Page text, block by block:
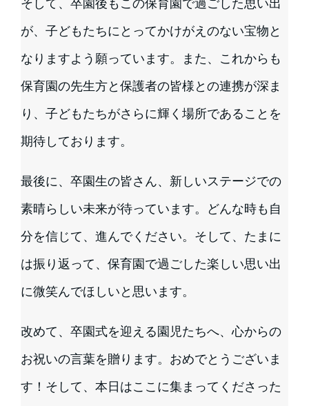
そして、卒園後もこの保育園で過ごした思い出
が、子どもたちにとってかけがえのない宝物と
なりますよう願っています。また、これからも
保育園の先生方と保護者の皆様との連携が深ま
り、子どもたちがさらに輝く場所であることを
期待しております。
最後に、卒園生の皆さん、新しいステージでの
素晴らしい未来が待っています。どんな時も自
分を信じて、進んでください。そして、たまに
は振り返って、保育園で過ごした楽しい思い出
に微笑んでほしいと思います。
改めて、卒園式を迎える園児たちへ、心からの
お祝いの言葉を贈ります。おめでとうございま
す！そして、本日はここに集まってくださった